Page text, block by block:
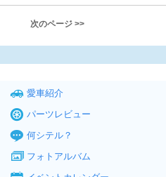
次のページ >>
愛車紹介
パーツレビュー
何シテル？
フォトアルバム